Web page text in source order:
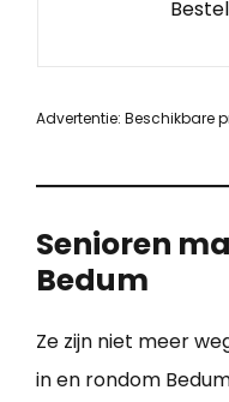
Advertentie: Beschikbare
Senioren
Bedum
Ze zijn niet meer
in en rondom